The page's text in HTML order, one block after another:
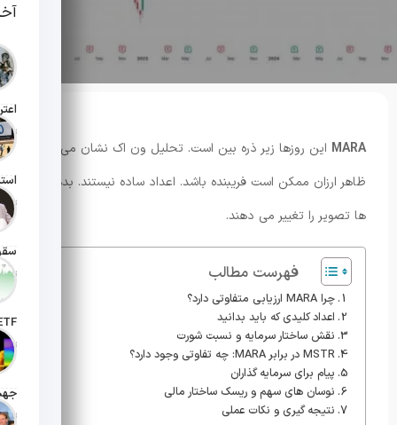
تاریخ
تاریخ
تاریخ
تاریخ
تاریخ
MARA این روزها زیر ذره بین است. تحلیل ون اک نشان می دهد
ظاهر ارزان ممکن است فریبنده باشد. اعداد ساده نیستند. بدهی
ها تصویر را تغییر می دهند.
فهرست مطالب
چرا MARA ارزیابی متفاوتی دارد؟
اعداد کلیدی که باید بدانید
نقش ساختار سرمایه و نسبت شورت
MSTR در برابر MARA: چه تفاوتی وجود دارد؟
پیام برای سرمایه گذاران
نوسان های سهم و ریسک ساختار مالی
نتیجه گیری و نکات عملی